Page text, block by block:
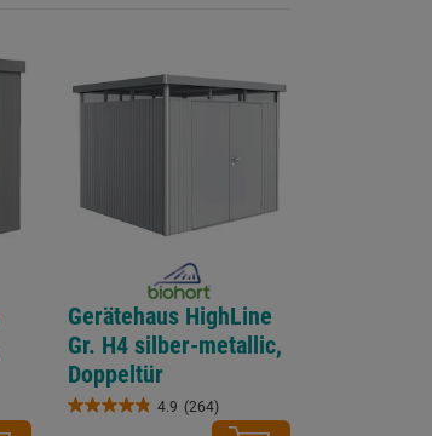
Gerätehaus HighLine
Gr. H4 silber-metallic,
Doppeltür
4.9 (264)
4.9